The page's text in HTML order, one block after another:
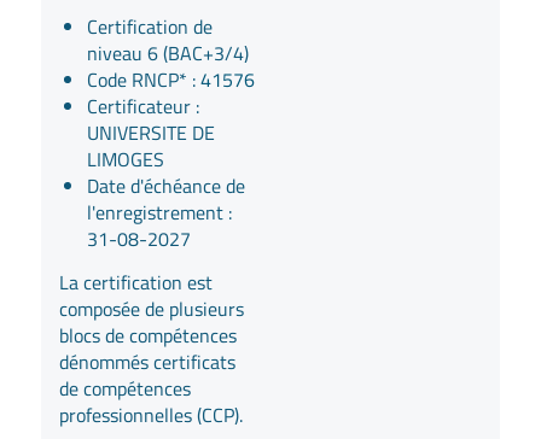
Certification de
niveau 6 (BAC+3/4)
Code RNCP* :41576
Certificateur :
UNIVERSITE DE
LIMOGES
Date d'échéance de
l'enregistrement :
31-08-2027
La certification est
composée de plusieurs
blocs de compétences
dénommés certificats
de compétences
professionnelles (CCP).